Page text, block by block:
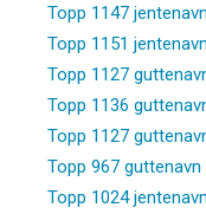
Topp 1147
Topp 1151
Topp 1127
Topp 1136
Topp 1127
Topp 967 guttenavn
Topp 1024